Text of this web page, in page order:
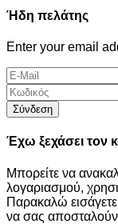
Ήδη πελάτης
Enter your email
Σύνδεση
Έχω ξεχάσει τον
Μπορείτε να
λογαριασμού,
Παρακαλώ
να σας